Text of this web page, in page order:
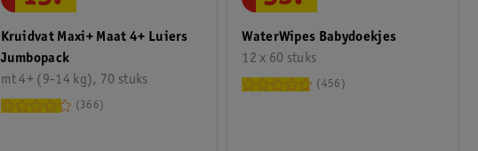
Kruidvat Maxi+ Maat 4+ Luiers
Jumbopack
mt 4+ (9-14 kg), 70 stuks
366
WaterWipes Babydoekjes
12 x 60 stuks
456